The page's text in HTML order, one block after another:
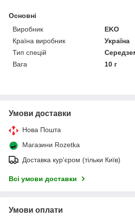
Основні
Виробник
EKO
Країна виробник
Україна
Тип спецій
Вага
10 г
Умови доставки
Нова Пошта
Магазини Rozetka
Доставка кур'єром (тільки Київ)
Всі умови доставки
Умови оплати